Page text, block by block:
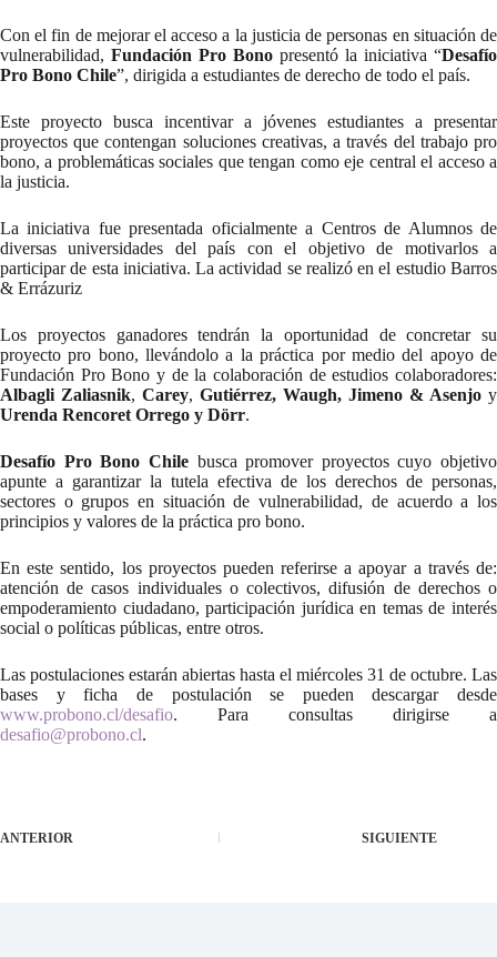
Con el fin de mejorar el acceso a la justicia de personas en situación de
vulnerabilidad, Fundación Pro Bono presentó la iniciativa “Desafío
Pro Bono Chile”, dirigida a estudiantes de derecho de todo el país.
Este proyecto busca incentivar a jóvenes estudiantes a presentar
proyectos que contengan soluciones creativas, a través del trabajo pro
bono, a problemáticas sociales que tengan como eje central el acceso a
la justicia.
La iniciativa fue presentada oficialmente a Centros de Alumnos de
diversas universidades del país con el objetivo de motivarlos a
participar de esta iniciativa. La actividad se realizó en el estudio Barros
& Errázuriz
Los proyectos ganadores tendrán la oportunidad de concretar su
proyecto pro bono, llevándolo a la práctica por medio del apoyo de
Fundación Pro Bono y de la colaboración de estudios colaboradores:
Albagli Zaliasnik, Carey, Gutiérrez, Waugh, Jimeno & Asenjo y
Urenda Rencoret Orrego y Dörr.
Desafío Pro Bono Chilebusca promover proyectos cuyo objetivo
apunte a garantizar la tutela efectiva de los derechos de personas,
sectores o grupos en situación de vulnerabilidad, de acuerdo a los
principios y valores de la práctica pro bono.
En este sentido, los proyectos pueden referirse a apoyar a través de:
atención de casos individuales o colectivos, difusión de derechos o
empoderamiento ciudadano, participación jurídica en temas de interés
social o políticas públicas, entre otros.
Las postulaciones estarán abiertas hasta el miércoles 31 de octubre. Las
bases y ficha de postulación se pueden descargar desde
www.probono.cl/desafio. Para consultas dirigirse a
desafio@probono.cl.
ANTERIOR SIGUIENTE